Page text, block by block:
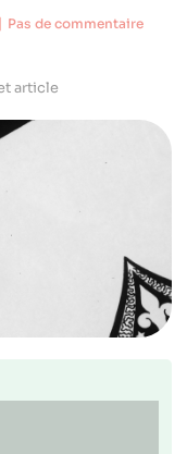
Pas de commentaire
article